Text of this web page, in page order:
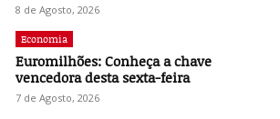
8 de Agosto, 2026
Economia
Euromilhões: Conheça a chave
vencedora desta sexta-feira
7 de Agosto, 2026